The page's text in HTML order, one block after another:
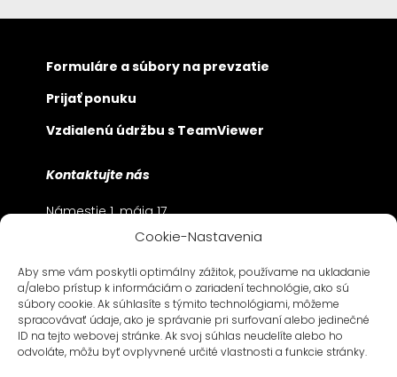
Cookie-Nastavenia
Aby sme vám poskytli optimálny zážitok, používame na ukladanie
a/alebo prístup k informáciám o zariadení technológie, ako sú
súbory cookie. Ak súhlasíte s týmito technológiami, môžeme
spracovávať údaje, ako je správanie pri surfovaní alebo jedinečné
ID na tejto webovej stránke. Ak svoj súhlas neudelíte alebo ho
odvoláte, môžu byť ovplyvnené určité vlastnosti a funkcie stránky.
Formuláre a súbory na prevzatie
Prijať ponuku
Vzdialenú údržbu s TeamViewer
Kontaktujte nás
Námestie 1. mája 17
SK-811 06 Bratislava
Bayerwaldstraße 9
D-81737 München
+49 89 630 209 – 0